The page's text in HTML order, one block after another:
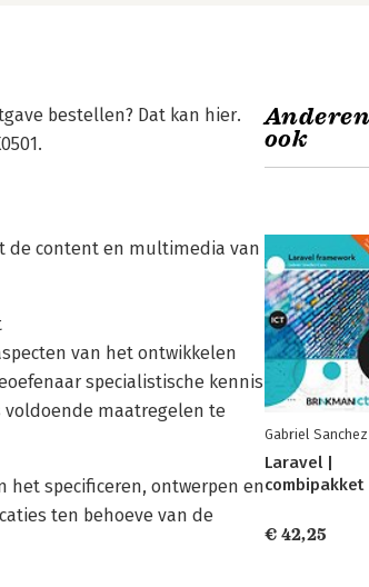
bestellen? Dat kan hier.
de content en multimedia van
van het ontwikkelen
specialistische kennis
maatregelen te
het specificeren, ontwerpen en
ten behoeve van de
ook
Gabriel
Laravel |
combipakket
€ 42,25